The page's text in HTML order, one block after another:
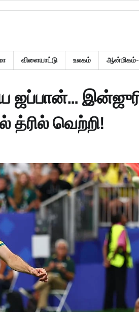
விளையாட்டு உலகம்
ஜப்பான்…
த்ரில் வெற்றி!